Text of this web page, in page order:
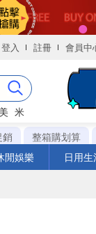
登入 註冊 會員中
米
銷
整箱購划算
閒娛樂
日用生